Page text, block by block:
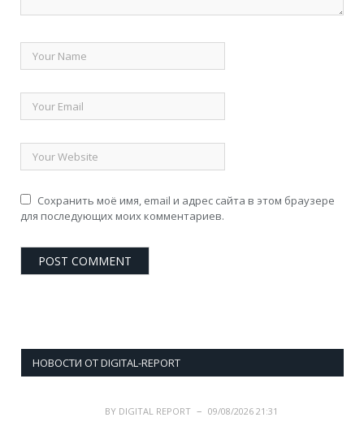
Сохранить моё имя, email и адрес сайта в этом браузере
для последующих моих комментариев.
НОВОСТИ ОТ DIGITAL-REPORT
BY DIGITAL REPORT
09/08/2026 21:31